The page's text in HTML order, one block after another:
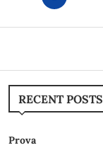
RECENT POSTS
Prova